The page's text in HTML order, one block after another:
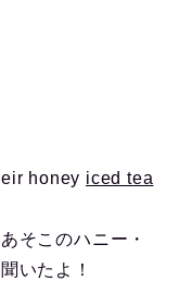
honey iced tea
そこのハニー・
いたよ！